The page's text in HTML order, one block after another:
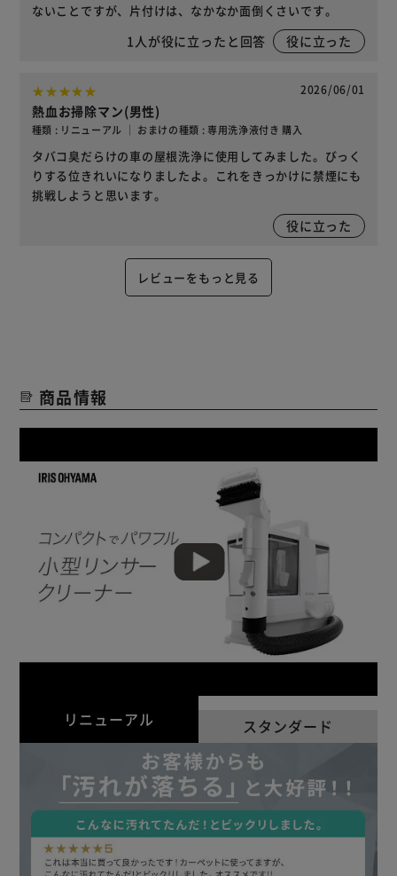
ないことですが、片付けは、なかなか面倒くさいです。
1 人が役に立ったと回答 役に立った
2026/06/01
熱血お掃除マン(男性)
種類 : リニューアル ｜ おまけの種類 : 専用洗浄液付き 購入
タバコ臭だらけの車の屋根洗浄に使用してみました。びっく
りする位きれいになりましたよ。これをきっかけに禁煙にも
挑戦しようと思います。
役に立った
レビューをもっと見る
商品情報
リニューアル スタンダード